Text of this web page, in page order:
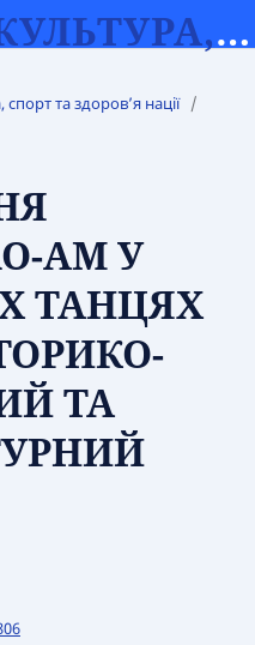
ФІЗИЧНА КУЛЬТУРА, СПОРТ ТА ЗДОРОВ’Я НАЦІЇ
та здоров’я нації /
AM У
ТАНЦЯХ
ТА